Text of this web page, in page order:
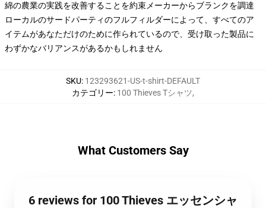
綿の農業の実践を改善することを約束メーカーからブランクを調達
ローカルのサードパーティのフルフィルダーによって、すべてのア
イテムがあなただけのために作られているので、受け取った製品に
わずかなバリアンスがあるかもしれません
SKU: 123293621-US-t-shirt-DEFAULT
カテゴリー: 100 Thieves Tシャツ,
What Customers Say
6 reviews for 100 Thieves エッセンシャ